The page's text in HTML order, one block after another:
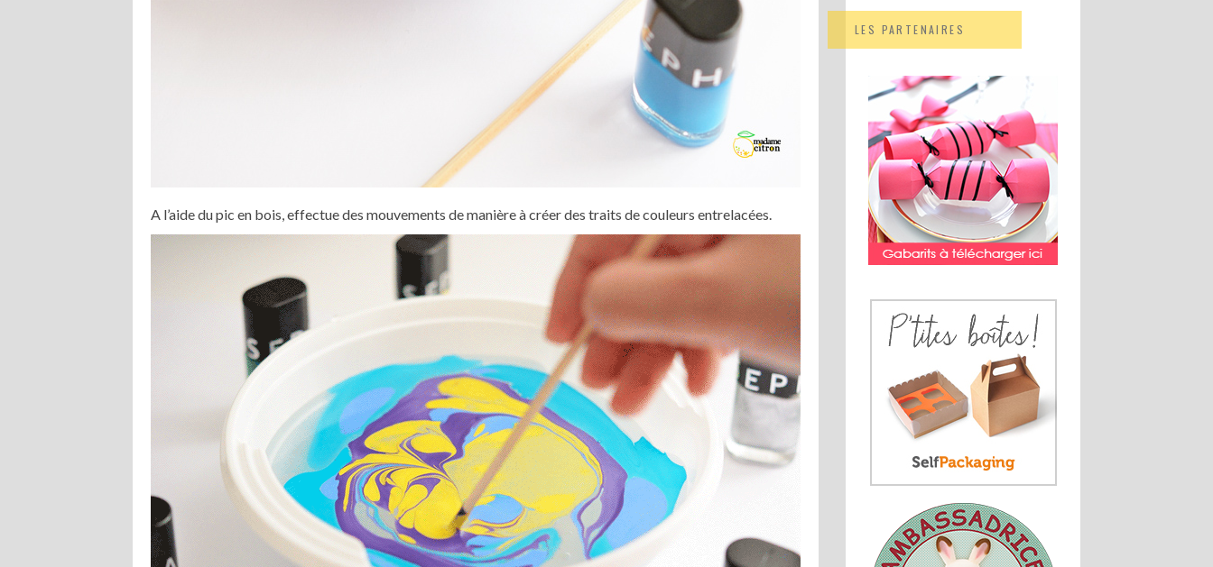
A l’aide du pic en bois, effectue des mouvements de manière à créer des traits de couleurs entrelacées.
LES PARTENAIRES